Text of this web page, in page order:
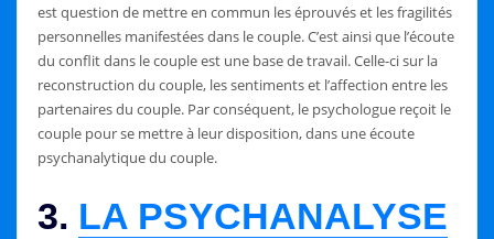
est question de mettre en commun les éprouvés et les fragilités
personnelles manifestées dans le couple. C’est ainsi que l’écoute
du conflit dans le couple est une base de travail. Celle-ci sur la
reconstruction du couple, les sentiments et l’affection entre les
partenaires du couple. Par conséquent, le psychologue reçoit le
couple pour se mettre à leur disposition, dans une écoute
psychanalytique du couple.
3. LA PSYCHANALYSE